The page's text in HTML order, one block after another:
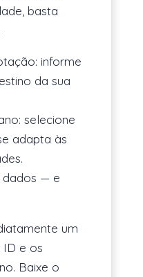
basta
informe
da sua
selecione
adapta às
dados — e
um
ID e os
Baixe o